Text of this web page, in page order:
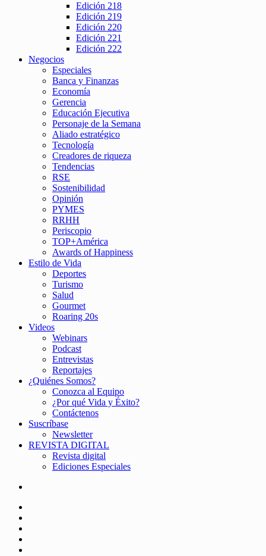
Edición 218
Edición 219
Edición 220
Edición 221
Edición 222
Negocios
Especiales
Banca y Finanzas
Economía
Gerencia
Educación Ejecutiva
Personaje de la Semana
Aliado estratégico
Tecnología
Creadores de riqueza
Tendencias
RSE
Sostenibilidad
Opinión
PYMES
RRHH
Periscopio
TOP+América
Awards of Happiness
Estilo de Vida
Deportes
Turismo
Salud
Gourmet
Roaring 20s
Videos
Webinars
Podcast
Entrevistas
Reportajes
¿Quiénes Somos?
Conozca al Equipo
¿Por qué Vida y Éxito?
Contáctenos
Suscríbase
Newsletter
REVISTA DIGITAL
Revista digital
Ediciones Especiales